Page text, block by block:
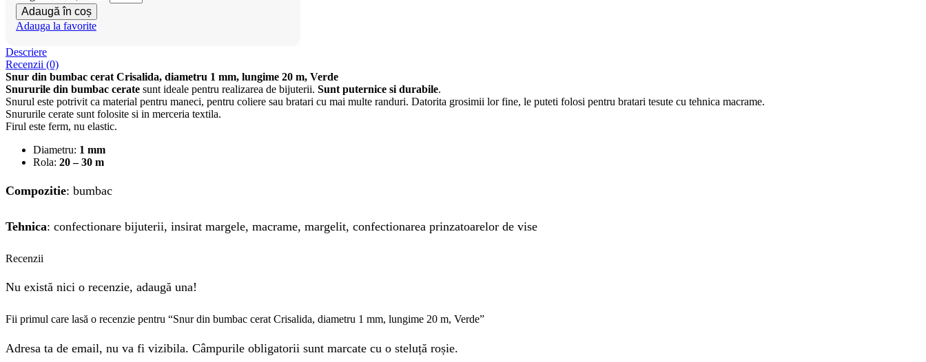
Adaugă în coș
Adauga la favorite
Descriere
Recenzii (0)
Snur din bumbac cerat Crisalida, diametru 1 mm, lungime 20 m, Verde
Snururile din bumbac cerate sunt ideale pentru realizarea de bijuterii. Sunt puternice si durabile.
Snurul este potrivit ca material pentru maneci, pentru coliere sau bratari cu mai multe randuri. Datorita grosimii lor fine, le puteti folosi pentru bratari tesute cu tehnica macrame.
Snururile cerate sunt folosite si in merceria textila.
Firul este ferm, nu elastic.
Diametru: 1 mm
Rola: 20 – 30 m
Compozitie: bumbac
Tehnica: confectionare bijuterii, insirat margele, macrame, margelit, confectionarea prinzatoarelor de vise
Recenzii
Nu există nici o recenzie, adaugă una!
Fii primul care lasă o recenzie pentru “Snur din bumbac cerat Crisalida, diametru 1 mm, lungime 20 m, Verde”
Adresa ta de email, nu va fi vizibila. Câmpurile obligatorii sunt marcate cu o steluță roșie.